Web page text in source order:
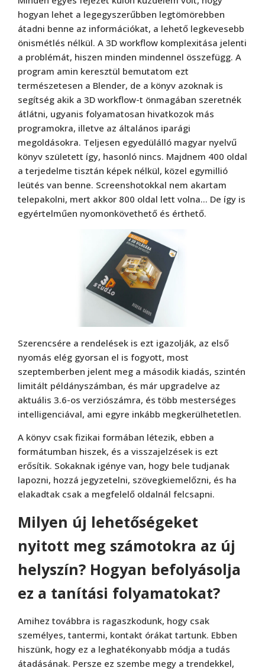
hogyan lehet a legegyszerűbben legtömörebben
átadni benne az információkat, a lehető legkevesebb
önismétlés nélkül. A 3D workflow komplexitása jelenti
a problémát, hiszen minden mindennel összefügg. A
program amin keresztül bemutatom ezt
természetesen a Blender, de a könyv azoknak is
segítség akik a 3D workflow-t önmagában szeretnék
átlátni, ugyanis folyamatosan hivatkozok más
programokra, illetve az általános iparági
megoldásokra. Teljesen egyedülálló magyar nyelvű
könyv született így, hasonló nincs. Majdnem 400 oldal
a terjedelme tisztán képek nélkül, közel egymillió
leütés van benne. Screenshotokkal nem akartam
telepakolni, mert akkor 800 oldal lett volna… De így is
egyértelműen nyomonkövethető és érthető.
Szerencsére a rendelések is ezt igazolják, az első
nyomás elég gyorsan el is fogyott, most
szeptemberben jelent meg a második kiadás, szintén
limitált példányszámban, és már upgradelve az
aktuális 3.6-os verziószámra, és több mesterséges
intelligenciával, ami egyre inkább megkerülhetetlen.
A könyv csak fizikai formában létezik, ebben a
formátumban hiszek, és a visszajelzések is ezt
erősítik. Sokaknak igénye van, hogy bele tudjanak
lapozni, hozzá jegyzetelni, szövegkiemelőzni, és ha
elakadtak csak a megfelelő oldalnál felcsapni.
Milyen új lehetőségeket
nyitott meg számotokra az új
helyszín? Hogyan befolyásolja
ez a tanítási folyamatokat?
Amihez továbbra is ragaszkodunk, hogy csak
személyes, tantermi, kontakt órákat tartunk. Ebben
hiszünk, hogy ez a leghatékonyabb módja a tudás
átadásának. Persze ez szembe megy a trendekkel,